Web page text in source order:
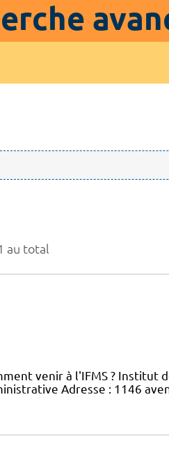
au total
venir à l'IFMS ? Institut
Adresse : 1146